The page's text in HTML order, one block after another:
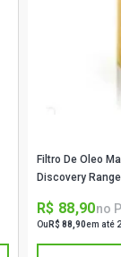
Filtro De Oleo
Discovery
R$ 88,90no
Ou R$ 88,90em até